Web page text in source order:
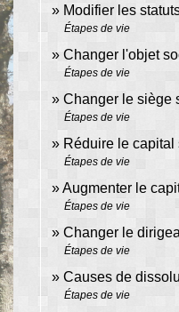
Modifier les
Étapes de vie
Changer l'objet
Étapes de vie
Changer le siège
Étapes de vie
Réduire le
Étapes de vie
Augmenter le
Étapes de vie
Changer le
Étapes de vie
Causes de
Étapes de vie